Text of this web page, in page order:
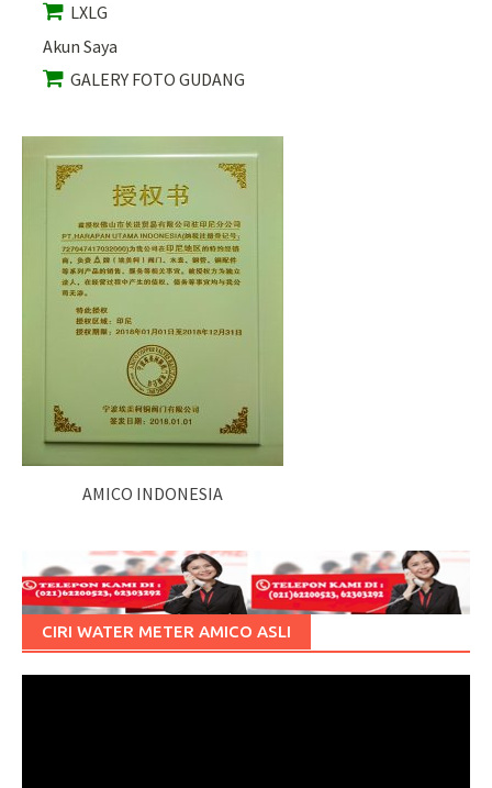
LXLG
Akun Saya
GALERY FOTO GUDANG
AMICO INDONESIA
CIRI WATER METER AMICO ASLI